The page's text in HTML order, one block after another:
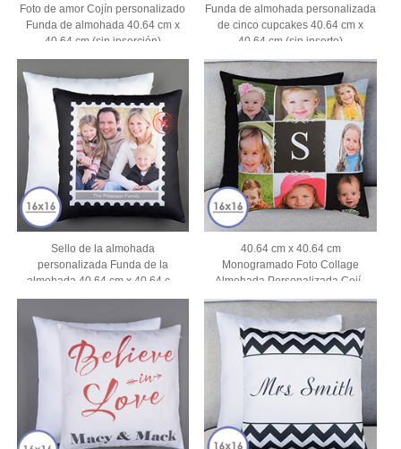
Foto de amor Cojín personalizado
Funda de almohada 40.64 cm x
40.64 cm (sin inserción)
Funda de almohada personalizada
de cinco cupcakes 40.64 cm x
40.64 cm (sin inserto)
Sello de la almohada
personalizada Funda de la
almohada 40.64 cm x 40.64 cm
(sin inserto)
40.64 cm x 40.64 cm
Monogramado Foto Collage
Almohada Personalizada Cojín
(Sin Insertar)